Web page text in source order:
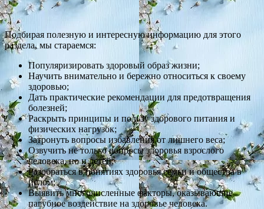
Подбирая полезную и интересную информацию для этого
раздела, мы стараемся:
Популяризировать здоровый образ жизни;
Научить внимательно и бережно относиться к своему
здоровью;
Дать практические рекомендации для предотвращения
болезней;
Раскрыть принципы и пользу здорового питания и
физических нагрузок;
Затронуть вопросы избавления от лишнего веса;
Озвучить не только вопросы здоровья взрослого
человека, но и детей;
Разобраться в понятиях здоровья семьи и общества в
целом;
Выявить многочисленные факторы, оказывающие
пагубное воздействие на здоровье человека.